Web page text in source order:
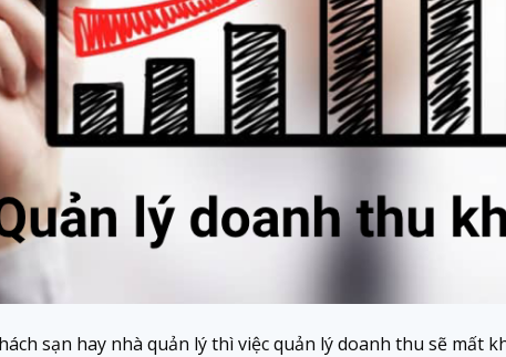
sạn hay nhà quản lý thì việc quản lý doanh thu sẽ mất